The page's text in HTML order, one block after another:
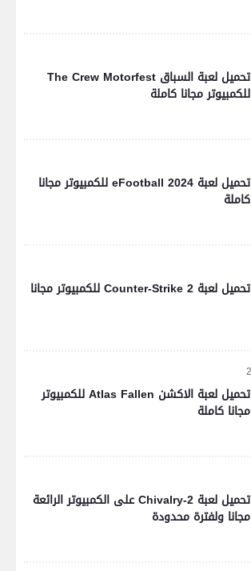
تحميل لعبة السباق The Crew Motorfest
للكمبيوتر مجانا كاملة
تحميل لعبة eFootball 2024 للكمبيوتر مجانا
كاملة
تحميل لعبة Counter-Strike 2 للكمبيوتر مجانا
تحميل لعبة الاكشن Atlas Fallen للكمبيوتر
مجانا كاملة
تحميل لعبة Chivalry-2 على الكمبيوتر الرائعة
مجانا ولفترة محدودة